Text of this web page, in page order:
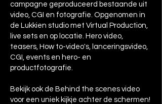
campagne geproduceerd bestaande uit
video, CGI en fotografie. Opgenomen in
de Lukkien studio met Virtual Production,
live sets en op locatie. Hero video,
teasers, How to-video's, lanceringsvideo,
CGI, events en hero- en
productfotografie.
Bekijk ook de Behind the scenes video
voor een uniek kijkje achter de schermen!